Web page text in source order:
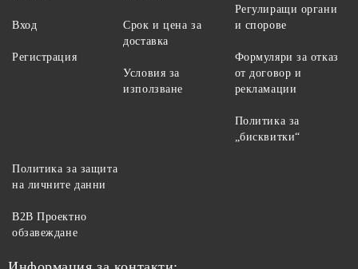
Вход
Регистрация
Срок и цена за
доставка
Условия за
използване
Регулиращи органи
и спорове
Формуляри за отказ
от договор и
рекламации
Политика за
„бисквитки“
Политика за защита
на личните данни
B2B Проектно
обзавеждане